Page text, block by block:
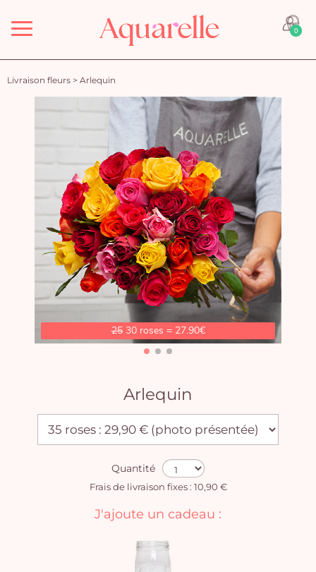
Menu 0
Livraison fleurs > Arlequin
2530 roses = 27.90€
Arlequin
Quantité
Frais de livraison fixes : 10,90 €
J'ajoute un cadeau :